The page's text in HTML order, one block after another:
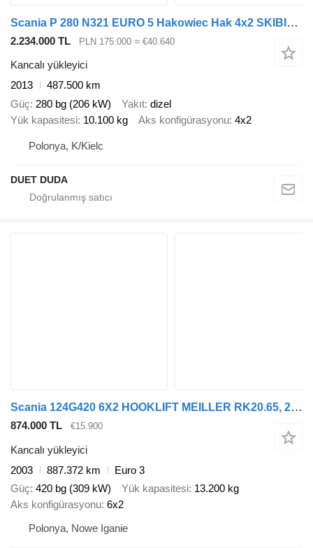
Scania P 280 N321 EURO 5 Hakowiec Hak 4x2 SKIBICKI
2.234.000 TL PLN 175.000 ≈ €40.640
Kancalı yükleyici
2013
487.500 km
Güç 280 bg (206 kW) Yakıt dizel
Yük kapasitesi 10.100 kg Aks konfigürasyonu 4x2
Polonya, K/Kielc
DUET DUDA
Scania 124G420 6X2 HOOKLIFT MEILLER RK20.65, 2003
874.000 TL €15.900
Kancalı yükleyici
2003
887.372 km
Euro 3
Güç 420 bg (309 kW) Yük kapasitesi 13.200 kg
Aks konfigürasyonu 6x2
Polonya, Nowe Iganie